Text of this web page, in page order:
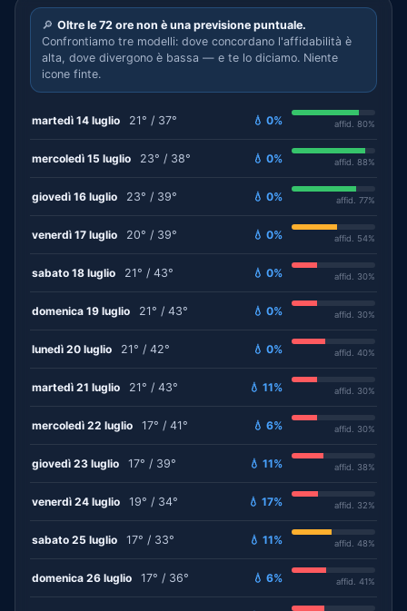
🔎 Oltre le 72 ore non è una previsione puntuale.
Confrontiamo tre modelli: dove concordano l'affidabilità è
alta, dove divergono è bassa — e te lo diciamo. Niente
icone finte.
martedì 14 luglio 21° / 37° 💧 0% affid. 80%
mercoledì 15 luglio 23° / 38° 💧 0% affid. 88%
giovedì 16 luglio 23° / 39° 💧 0% affid. 77%
venerdì 17 luglio 20° / 39° 💧 0% affid. 54%
sabato 18 luglio 21° / 43° 💧 0% affid. 30%
domenica 19 luglio 21° / 43° 💧 0% affid. 30%
lunedì 20 luglio 21° / 42° 💧 0% affid. 40%
martedì 21 luglio 21° / 43° 💧 11% affid. 30%
mercoledì 22 luglio 17° / 41° 💧 6% affid. 30%
giovedì 23 luglio 17° / 39° 💧 11% affid. 38%
venerdì 24 luglio 19° / 34° 💧 17% affid. 32%
sabato 25 luglio 17° / 33° 💧 11% affid. 48%
domenica 26 luglio 17° / 36° 💧 6% affid. 41%